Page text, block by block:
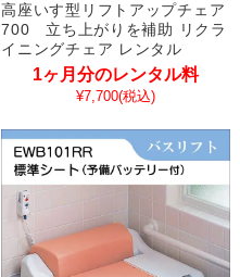
高座いす型リフトアップチェア
700 立ち上がりを補助 リクラ
イニングチェア レンタル
1ヶ月分のレンタル料
¥7,700(税込)